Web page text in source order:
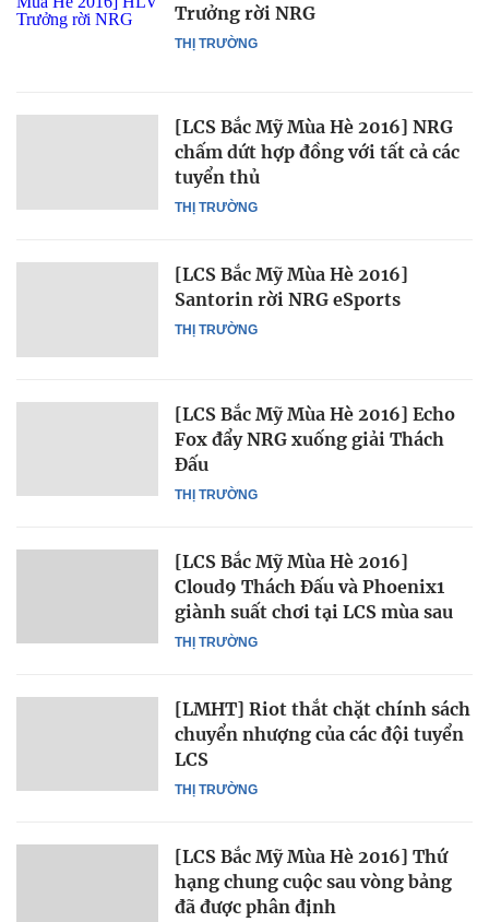
THỊ TRƯỜNG
Trưởng rời NRG
THỊ TRƯỜNG
[LCS Bắc Mỹ Mùa Hè 2016] NRG
chấm dứt hợp đồng với tất cả các
tuyển thủ
THỊ TRƯỜNG
[LCS Bắc Mỹ Mùa Hè 2016]
Santorin rời NRG eSports
THỊ TRƯỜNG
[LCS Bắc Mỹ Mùa Hè 2016] Echo
Fox đẩy NRG xuống giải Thách
Đấu
THỊ TRƯỜNG
[LCS Bắc Mỹ Mùa Hè 2016]
Cloud9 Thách Đấu và Phoenix1
giành suất chơi tại LCS mùa sau
THỊ TRƯỜNG
[LMHT] Riot thắt chặt chính sách
chuyển nhượng của các đội tuyển
LCS
[LCS Bắc Mỹ Mùa Hè 2016] Thứ
hạng chung cuộc sau vòng bảng
đã được phân định